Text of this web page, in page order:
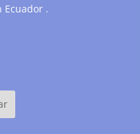
Ecuador .